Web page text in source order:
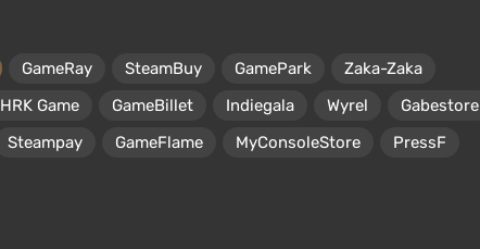
GameRay SteamBuy GamePark
Zaka-Zaka
HRK Game GameBillet Indiegala Wyrel
Gabestore
Steampay GameFlame MyConsoleStore
PressF